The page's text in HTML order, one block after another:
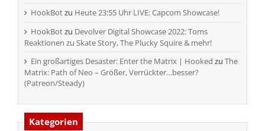
HookBotzu Heute 23:55 Uhr LIVE: Capcom Showcase!
HookBotzu Devolver Digital Showcase 2022: Toms
Reaktionen zu Skate Story, The Plucky Squire & mehr!
Ein großartiges Desaster: Enter the Matrix | Hooked zu The
Matrix: Path of Neo – Größer, Verrückter…besser?
(Patreon/Steady)
Kategorien